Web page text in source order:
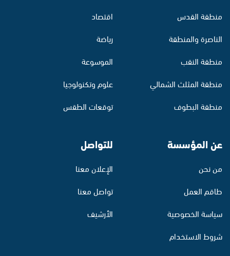
منطقة القدس
الناصرة والمنطقة
منطقة النقب
منطقة المثلث الشمالي
منطقة البطوف
اقتصاد
رياضة
الموسوعة
علوم وتكنولوجيا
توقعات الطقس
عن المؤسسة
من نحن
طاقم العمل
سياسة الخصوصية
شروط الاستخدام
للتواصل
الإعلان معنا
تواصل معنا
الأرشيف